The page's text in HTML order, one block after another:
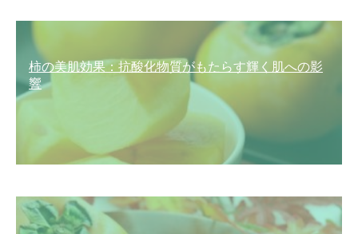
柿の美肌効果：抗酸化物質がもたらす輝く肌への影
響